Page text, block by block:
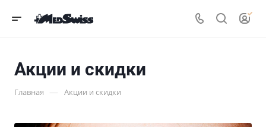
Акции и скидки
Главная — Акции и скидки